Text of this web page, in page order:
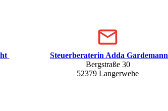
Steuerberaterin Adda Gardemann
Bergstraße 30
52379 Langerwehe